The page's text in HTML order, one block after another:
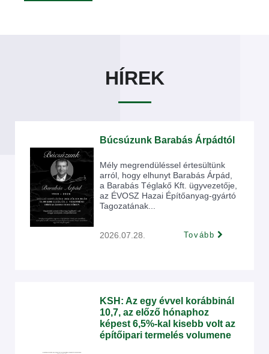
HÍREK
Búcsúzunk Barabás Árpádtól
2026.07.28.
Mély megrendüléssel értesültünk
arról, hogy elhunyt Barabás Árpád,
a Barabás Téglakő Kft. ügyvezetője,
az ÉVOSZ Hazai Építőanyag-gyártó
Tagozatának...
Tovább
KSH: Az egy évvel korábbinál
10,7, az előző hónaphoz
képest 6,5%-kal kisebb volt az
építőipari termelés volumene